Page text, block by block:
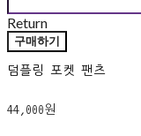
Return
구매하기
덤플링 포켓 팬츠
44,000원